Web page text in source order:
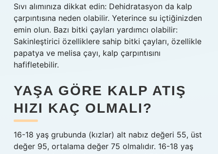
Sıvı alımınıza dikkat edin: Dehidratasyon da kalp
çarpıntısına neden olabilir. Yeterince su içtiğinizden
emin olun. Bazı bitki çayları yardımcı olabilir:
Sakinleştirici özelliklere sahip bitki çayları, özellikle
papatya ve melisa çayı, kalp çarpıntısını
hafifletebilir.
YAŞA GÖRE KALP ATIŞ
HIZI KAÇ OLMALI?
16-18 yaş grubunda (kızlar) alt nabız değeri 55, üst
değer 95, ortalama değer 75 olmalıdır. 16-18 yaş